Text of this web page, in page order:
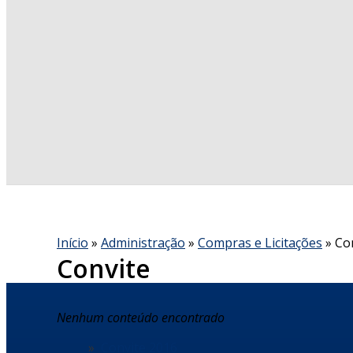
Início » Administração » Compras e Licitações »
Convite
Nenhum conteúdo encontrado